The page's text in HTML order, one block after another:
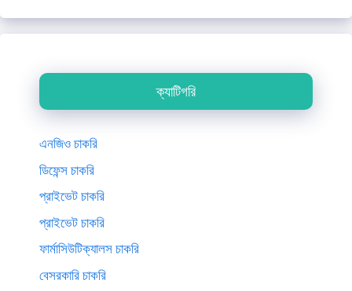
ক্যাটিগরি
এনজিও চাকরি
ডিফেন্স চাকরি
প্রাইভেট চাকরি
প্রাইভেট চাকরি
ফার্মাসিউটিক্যালস চাকরি
বেসরকারি চাকরি